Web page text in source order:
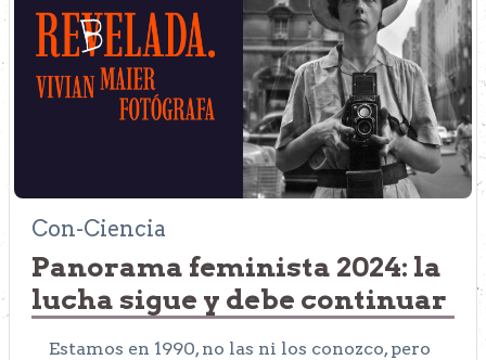
Con-Ciencia
Panorama feminista 2024: la
lucha sigue y debe continuar
Estamos en 1990, no las ni los conozco, pero